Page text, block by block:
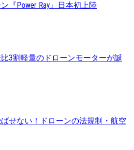
『Power Ray』日本初上陸
3割軽量のドローンモーターが誕
せない！ドローンの法規制・航空